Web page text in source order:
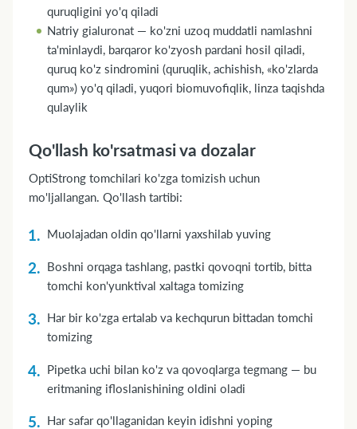
quruqligini yo'q qiladi
Natriy gialuronat — ko'zni uzoq muddatli namlashni
ta'minlaydi, barqaror ko'zyosh pardani hosil qiladi,
quruq ko'z sindromini (quruqlik, achishish, «ko'zlarda
qum») yo'q qiladi, yuqori biomuvofiqlik, linza taqishda
qulaylik
Qo'llash ko'rsatmasi va dozalar
OptiStrong tomchilari ko'zga tomizish uchun
mo'ljallangan. Qo'llash tartibi:
Muolajadan oldin qo'llarni yaxshilab yuving
Boshni orqaga tashlang, pastki qovoqni tortib, bitta
tomchi kon'yunktival xaltaga tomizing
Har bir ko'zga ertalab va kechqurun bittadan tomchi
tomizing
Pipetka uchi bilan ko'z va qovoqlarga tegmang — bu
eritmaning ifloslanishining oldini oladi
Har safar qo'llaganidan keyin idishni yoping